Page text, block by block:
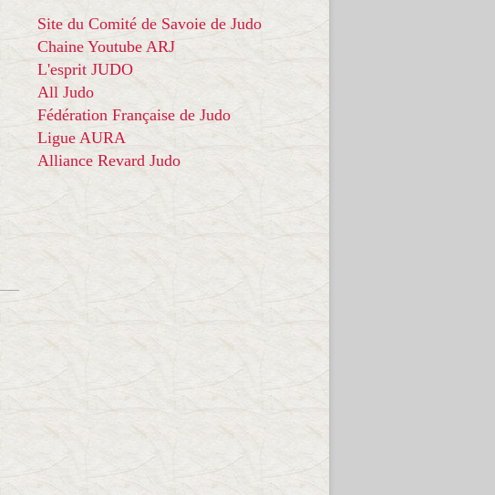
Site du Comité de Savoie de Judo
Chaine Youtube ARJ
L'esprit JUDO
All Judo
Fédération Française de Judo
Ligue AURA
Alliance Revard Judo